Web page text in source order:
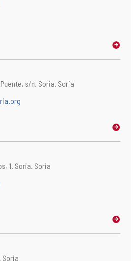
s/n. Soria. Soria
1. Soria. Soria
Soria